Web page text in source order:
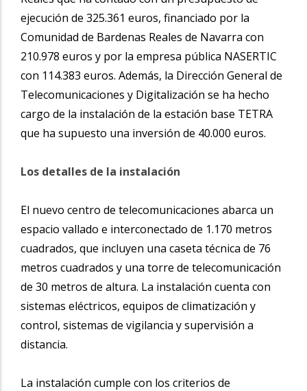
ejecución de 325.361 euros, financiado por la
Comunidad de Bardenas Reales de Navarra con
210.978 euros y por la empresa pública NASERTIC
con 114.383 euros. Además, la Dirección General de
Telecomunicaciones y Digitalización se ha hecho
cargo de la instalación de la estación base TETRA
que ha supuesto una inversión de 40.000 euros.
Los detalles de la instalación
El nuevo centro de telecomunicaciones abarca un
espacio vallado e interconectado de 1.170 metros
cuadrados, que incluyen una caseta técnica de 76
metros cuadrados y una torre de telecomunicación
de 30 metros de altura. La instalación cuenta con
sistemas eléctricos, equipos de climatización y
control, sistemas de vigilancia y supervisión a
distancia.
La instalación cumple con los criterios de